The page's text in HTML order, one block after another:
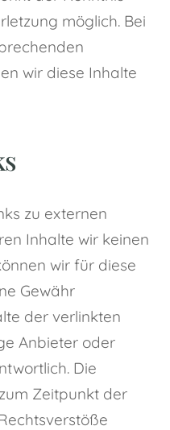
möglich. Bei
wir diese Inhalte
zu externen
Inhalte wir keinen
wir für diese
Gewähr
der verlinkten
Anbieter oder
Die
Zeitpunkt der